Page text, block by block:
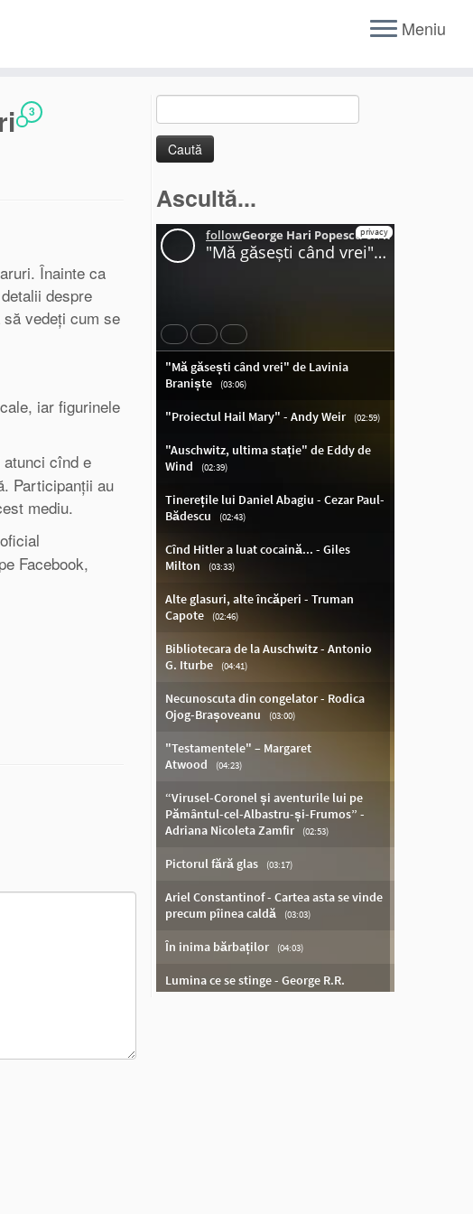
Meniu
3
Înainte ca
despre
vedeți cum se
iar figurinele
cînd e
Participanții au
mediu.
Facebook,
după:
Ascultă...